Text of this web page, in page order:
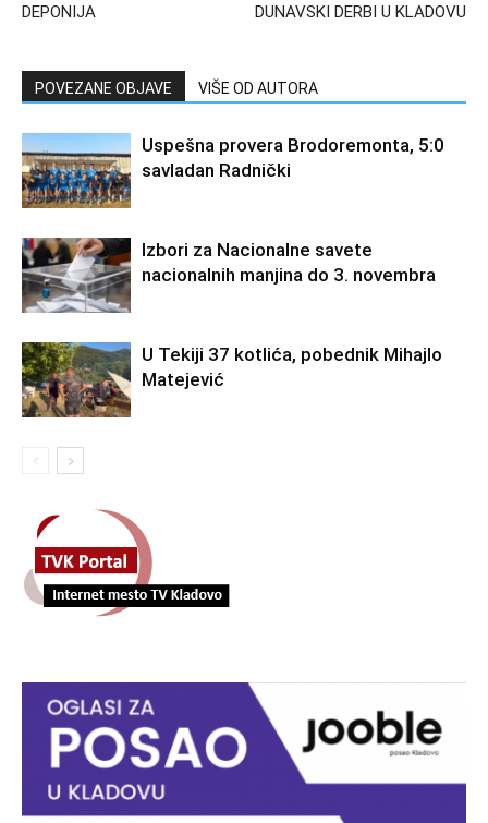
DEPONIJA
DUNAVSKI DERBI U KLADOVU
POVEZANE OBJAVE VIŠE OD AUTORA
Uspešna provera Brodoremonta, 5:0
savladan Radnički
Izbori za Nacionalne savete
nacionalnih manjina do 3. novembra
U Tekiji 37 kotlića, pobednik Mihajlo
Matejević